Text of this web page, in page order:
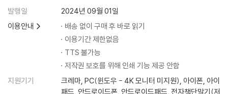
발행일
2024년 09월 01일
이용안내
배송 없이 구매 후 바로 읽기
이용기간 제한없음
TTS 불가능
저작권 보호를 위해 인쇄 기능 제공 안함
지원기기
크레마, PC(윈도우 - 4K 모니터 미지원), 아이폰, 아이
패드, 안드로이드폰, 안드로이드패드, 전자책단말기(저